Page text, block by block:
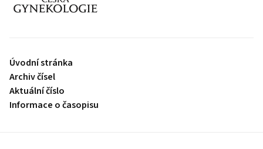
proLékaře.cz
Úvodní stránka
Archiv čísel
Aktuální číslo
Informace o časopisu